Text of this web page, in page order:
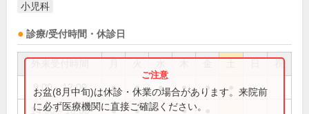
小児科
診療/受付時間・休診日
祝
9:00～12:00 ● ● ● ● ●
14:00～18:00 ● ● ●
お盆(8月中旬)は休診・休業の場合があります。来院前
に必ず医療機関に直接ご確認ください。